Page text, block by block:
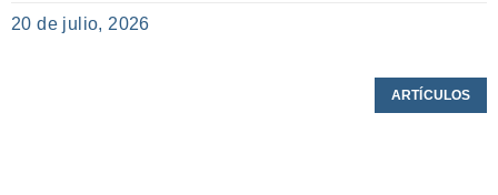
20 de julio, 2026
ARTÍCULOS